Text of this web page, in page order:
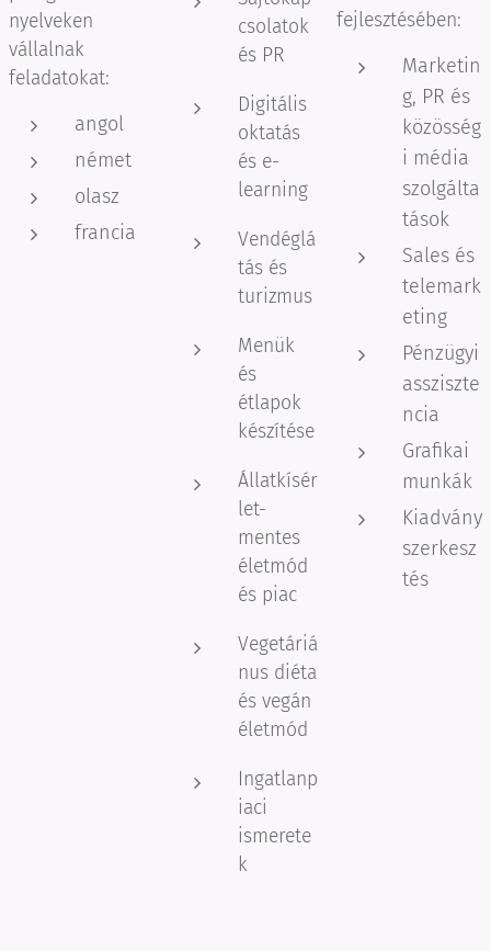
nyelveken
vállalnak
feladatokat:
angol
német
olasz
francia
csolatok
és PR
Digitális
oktatás
és e-
learning
Vendéglá
tás és
turizmus
Menük
és
étlapok
készítése
Állatkísér
let-
mentes
életmód
és piac
Vegetáriá
nus diéta
és vegán
életmód
Ingatlanp
iaci
ismerete
k
fejlesztésében:
Marketin
g, PR és
közösség
i média
szolgálta
tások
Sales és
telemark
eting
Pénzügyi
assziszte
ncia
Grafikai
munkák
Kiadvány
szerkesz
tés